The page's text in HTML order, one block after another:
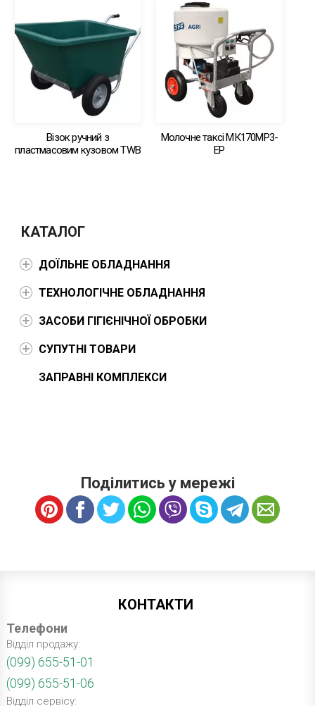
Візок ручний з
пластмасовим кузовом TWB
Молочне таксі МК170МР3-
ЕР
КАТАЛОГ
ДОЇЛЬНЕ ОБЛАДНАННЯ
ТЕХНОЛОГІЧНЕ ОБЛАДНАННЯ
ЗАСОБИ ГІГІЄНІЧНОЇ ОБРОБКИ
СУПУТНІ ТОВАРИ
ЗАПРАВНІ КОМПЛЕКСИ
Поділитись у мережі
КОНТАКТИ
Телефони
Відділ продажу:
(099) 655-51-01
(099) 655-51-06
Відділ сервісу: